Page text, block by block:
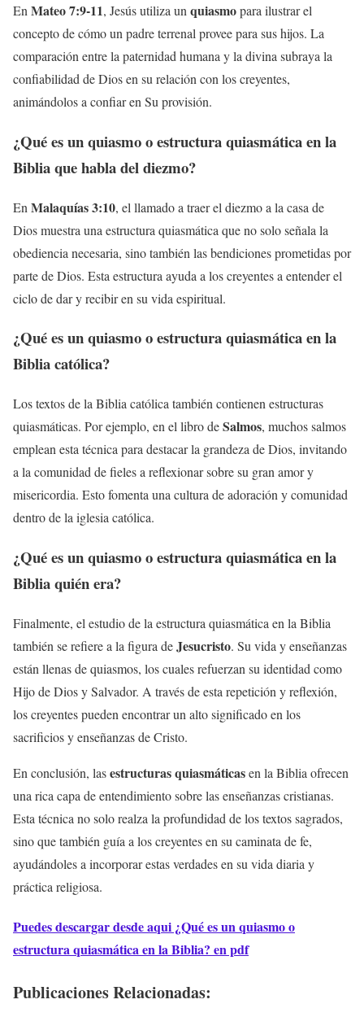
En Mateo 7:9-11, Jesús utiliza un quiasmopara ilustrar el
concepto de cómo un padre terrenal provee para sus hijos. La
comparación entre la paternidad humana y la divina subraya la
confiabilidad de Dios en su relación con los creyentes,
animándolos a confiar en Su provisión.
¿Qué es un quiasmo o estructura quiasmática en la
Biblia que habla del diezmo?
En Malaquías 3:10, el llamado a traer el diezmo a la casa de
Dios muestra una estructura quiasmática que no solo señala la
obediencia necesaria, sino también las bendiciones prometidas por
parte de Dios. Esta estructura ayuda a los creyentes a entender el
ciclo de dar y recibir en su vida espiritual.
¿Qué es un quiasmo o estructura quiasmática en la
Biblia católica?
Los textos de la Biblia católica también contienen estructuras
quiasmáticas. Por ejemplo, en el libro deSalmos, muchos salmos
emplean esta técnica para destacar la grandeza de Dios, invitando
a la comunidad de fieles a reflexionar sobre su gran amor y
misericordia. Esto fomenta una cultura de adoración y comunidad
dentro de la iglesia católica.
¿Qué es un quiasmo o estructura quiasmática en la
Biblia quién era?
Finalmente, el estudio de la estructura quiasmática en la Biblia
también se refiere a la figura deJesucristo. Su vida y enseñanzas
están llenas de quiasmos, los cuales refuerzan su identidad como
Hijo de Dios y Salvador. A través de esta repetición y reflexión,
los creyentes pueden encontrar un alto significado en los
sacrificios y enseñanzas de Cristo.
En conclusión, lasestructuras quiasmáticasen la Biblia ofrecen
una rica capa de entendimiento sobre las enseñanzas cristianas.
Esta técnica no solo realza la profundidad de los textos sagrados,
sino que también guía a los creyentes en su caminata de fe,
ayudándoles a incorporar estas verdades en su vida diaria y
práctica religiosa.
Puedes descargar desde aqui ¿Qué es un quiasmo o
estructura quiasmática en la Biblia? en pdf
Publicaciones Relacionadas: